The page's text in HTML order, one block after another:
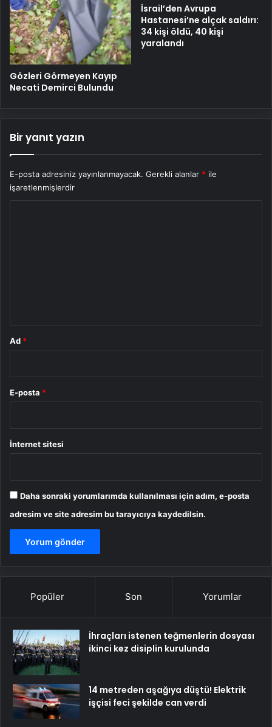
Gözleri Görmeyen Kayıp
Necati Demirci Bulundu
İsrail’den Avrupa
Hastanesi’ne alçak saldırı:
34 kişi öldü, 40 kişi
yaralandı
Bir yanıt yazın
E-posta adresiniz yayınlanmayacak. Gerekli alanlar * ile
işaretlenmişlerdir
Ad *
E-posta *
İnternet sitesi
Daha sonraki yorumlarımda kullanılması için adım, e-posta
adresim ve site adresim bu tarayıcıya kaydedilsin.
Popüler Son Yorumlar
İhraçları istenen teğmenlerin dosyası
ikinci kez disiplin kurulunda
14 metreden aşağıya düştü! Elektrik
işçisi feci şekilde can verdi